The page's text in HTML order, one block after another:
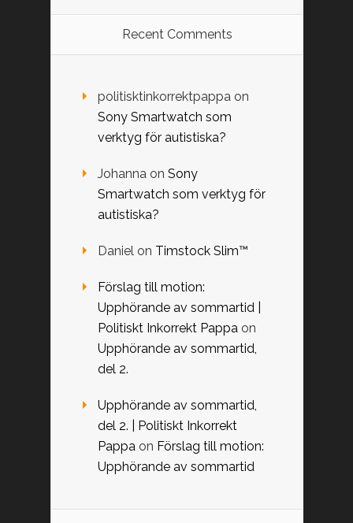
Recent Comments
politisktinkorrektpappa on
Sony Smartwatch som
verktyg för autistiska?
Johanna on Sony
Smartwatch som verktyg för
autistiska?
Daniel on Timstock Slim™
Förslag till motion:
Upphörande av sommartid |
Politiskt Inkorrekt Pappa on
Upphörande av sommartid,
del 2.
Upphörande av sommartid,
del 2. | Politiskt Inkorrekt
Pappa on Förslag till motion:
Upphörande av sommartid